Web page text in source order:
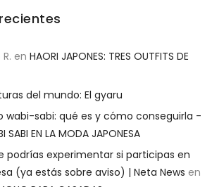
en HAORI JAPONES: TRES OUTFITS DE
del mundo: El gyaru
wabi-sabi: qué es y cómo conseguirla -
SABI EN LA MODA JAPONESA
podrías experimentar si participas en
(ya estás sobre aviso) | Neta News en